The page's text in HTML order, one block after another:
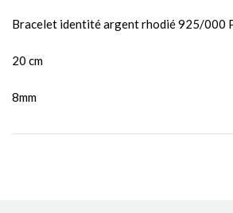
Bracelet identité argent rhodié 925/000
20 cm
8mm